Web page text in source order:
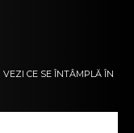
VEZI CE SE ÎNTÂMPLĂ ÎN